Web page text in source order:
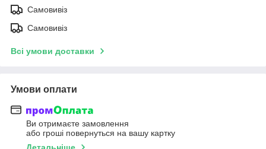
Самовивіз
Самовивіз
Всі умови доставки
Умови оплати
Ви отримаєте замовлення
або гроші повернуться на вашу картку